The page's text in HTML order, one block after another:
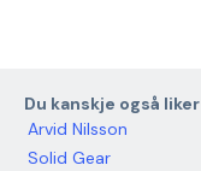
Du kanskje også liker
Arvid Nilsson
Solid Gear